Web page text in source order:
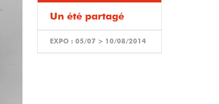
Un été partagé
EXPO : 05/07 > 10/08/2014